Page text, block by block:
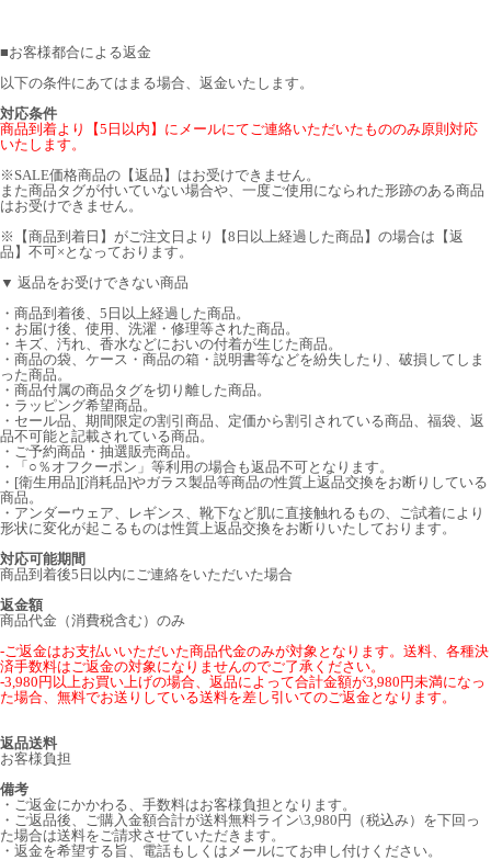
■お客様都合による返金
以下の条件にあてはまる場合、返金いたします。
対応条件
商品到着より【5日以内】にメールにてご連絡いただいたもののみ原則対応
いたします。
※SALE価格商品の【返品】はお受けできません。
また商品タグが付いていない場合や、一度ご使用になられた形跡のある商品
はお受けできません。
※【商品到着日】がご注文日より【8日以上経過した商品】の場合は【返
品】不可×となっております。
▼ 返品をお受けできない商品
・商品到着後、5日以上経過した商品。
・お届け後、使用、洗濯・修理等された商品。
・キズ、汚れ、香水などにおいの付着が生じた商品。
・商品の袋、ケース・商品の箱・説明書等などを紛失したり、破損してしま
った商品。
・商品付属の商品タグを切り離した商品。
・ラッピング希望商品。
・セール品、期間限定の割引商品、定価から割引されている商品、福袋、返
品不可能と記載されている商品。
・ご予約商品・抽選販売商品。
・「○％オフクーポン」等利用の場合も返品不可となります。
・[衛生用品][消耗品]やガラス製品等商品の性質上返品交換をお断りしている
商品。
・アンダーウェア、レギンス、靴下など肌に直接触れるもの、ご試着により
形状に変化が起こるものは性質上返品交換をお断りいたしております。
対応可能期間
商品到着後5日以内にご連絡をいただいた場合
返金額
商品代金（消費税含む）のみ
-ご返金はお支払いいただいた商品代金のみが対象となります。送料、各種決
済手数料はご返金の対象になりませんのでご了承ください。
-3,980円以上お買い上げの場合、返品によって合計金額が3,980円未満になっ
た場合、無料でお送りしている送料を差し引いてのご返金となります。
返品送料
お客様負担
備考
・ご返金にかかわる、手数料はお客様負担となります。
・ご返品後、ご購入金額合計が送料無料ライン\3,980円（税込み）を下回っ
た場合は送料をご請求させていただきます。
・返金を希望する旨、電話もしくはメールにてお申し付けください。